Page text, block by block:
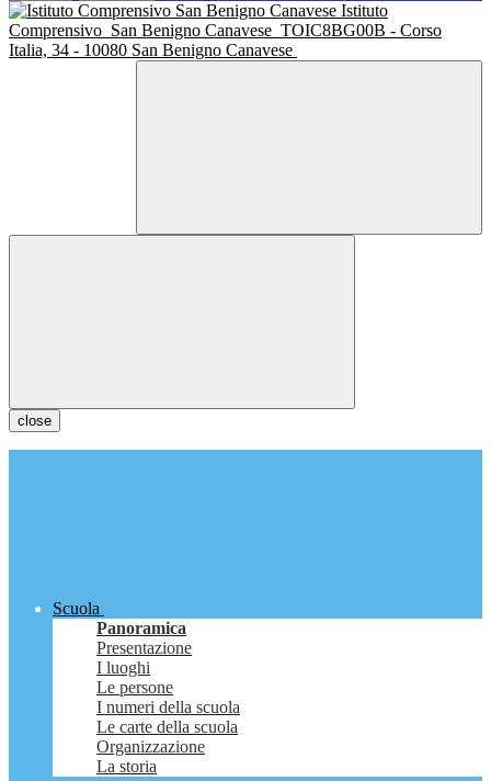
Istituto
Comprensivo San Benigno Canavese TOIC8BG00B - Corso
Italia, 34 - 10080 San Benigno Canavese
close
Scuola
Panoramica
Presentazione
I luoghi
Le persone
I numeri della scuola
Le carte della scuola
Organizzazione
La storia